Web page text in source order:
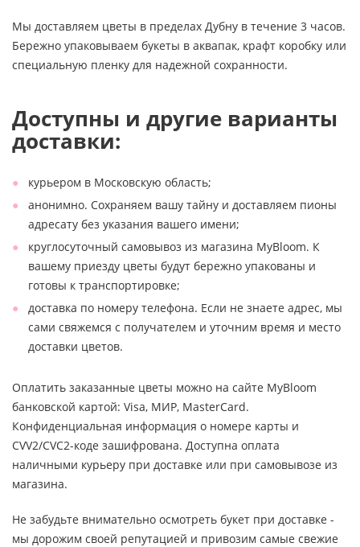
Мы доставляем цветы в пределах Дубну в течение 3 часов.
Бережно упаковываем букеты в аквапак, крафт коробку или
специальную пленку для надежной сохранности.
Доступны и другие варианты
доставки:
курьером в Московскую область;
анонимно. Сохраняем вашу тайну и доставляем пионы
адресату без указания вашего имени;
круглосуточный самовывоз из магазина MyBloom. К
вашему приезду цветы будут бережно упакованы и
готовы к транспортировке;
доставка по номеру телефона. Если не знаете адрес, мы
сами свяжемся с получателем и уточним время и место
доставки цветов.
Оплатить заказанные цветы можно на сайте MyBloom
банковской картой: Visa, МИР, MasterCard.
Конфиденциальная информация о номере карты и
CVV2/CVC2-коде зашифрована. Доступна оплата
наличными курьеру при доставке или при самовывозе из
магазина.
Не забудьте внимательно осмотреть букет при доставке -
мы дорожим своей репутацией и привозим самые свежие